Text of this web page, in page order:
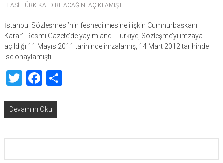
ASİLTÜRK KALDIRILACAĞINI AÇIKLAMIŞTI
İstanbul Sözleşmesi’nin feshedilmesine ilişkin Cumhurbaşkanı
Karar’ı Resmi Gazete’de yayımlandı. Türkiye, Sözleşme’yi imzaya
açıldığı 11 Mayıs 2011 tarihinde imzalamış, 14 Mart 2012 tarihinde
ise onaylamıştı.
TwitterFacebook
Share
Devamını Oku